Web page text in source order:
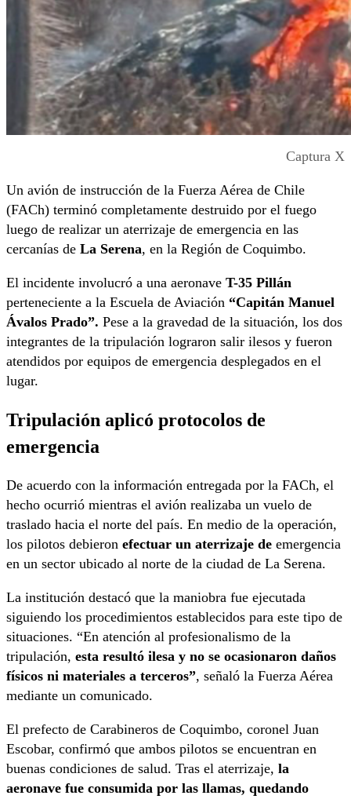
Captura X
Un avión de instrucción de la Fuerza Aérea de Chile
(FACh) terminó completamente destruido por el fuego
luego de realizar un aterrizaje de emergencia en las
cercanías de La Serena, en la Región de Coquimbo.
El incidente involucró a una aeronave T-35 Pillán
perteneciente a la Escuela de Aviación “Capitán Manuel
Ávalos Prado”. Pese a la gravedad de la situación, los dos
integrantes de la tripulación lograron salir ilesos y fueron
atendidos por equipos de emergencia desplegados en el
lugar.
Tripulación aplicó protocolos de
emergencia
De acuerdo con la información entregada por la FACh, el
hecho ocurrió mientras el avión realizaba un vuelo de
traslado hacia el norte del país. En medio de la operación,
los pilotos debieron efectuar un aterrizaje de emergencia
en un sector ubicado al norte de la ciudad de La Serena.
La institución destacó que la maniobra fue ejecutada
siguiendo los procedimientos establecidos para este tipo de
situaciones. “En atención al profesionalismo de la
tripulación, esta resultó ilesa y no se ocasionaron daños
físicos ni materiales a terceros”, señaló la Fuerza Aérea
mediante un comunicado.
El prefecto de Carabineros de Coquimbo, coronel Juan
Escobar, confirmó que ambos pilotos se encuentran en
buenas condiciones de salud. Tras el aterrizaje, la
aeronave fue consumida por las llamas, quedando